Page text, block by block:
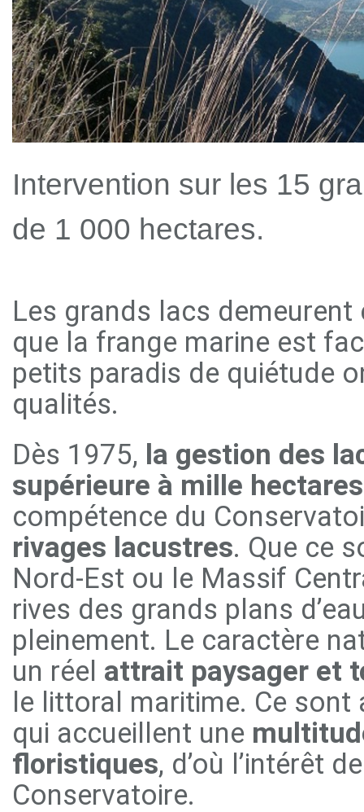
Intervention sur les 15
de 1 000 hectares.
Les grands lacs
que la frange marine est
petits paradis de quiétude
qualités.
Dès 1975, la gestion des
supérieure à mille hectares
compétence du
rivages lacustres. Que ce
Nord-Est ou le Massif
rives des grands plans
pleinement. Le caractère
un réel attrait paysager et
le littoral maritime. Ce sont
qui accueillent une
floristiques, d’où l’intérêt
Conservatoire.